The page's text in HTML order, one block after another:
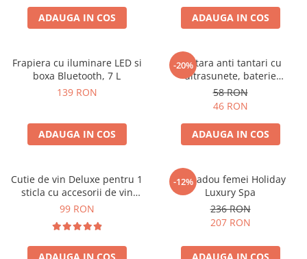
ADAUGA IN COS ADAUGA IN COS
Frapiera cu iluminare LED si
boxa Bluetooth, 7 L
139 RON
ADAUGA IN COS
-20%
Bratara anti tantari cu
ultrasunete, baterie
reincarcabila 90mAh
58 RON
46 RON
ADAUGA IN COS
Cutie de vin Deluxe pentru 1
sticla cu accesorii de vin
incluse piele ecologica de
99 RON
-12%
Set cadou femei Holiday
Luxury Spa
236 RON
207 RON